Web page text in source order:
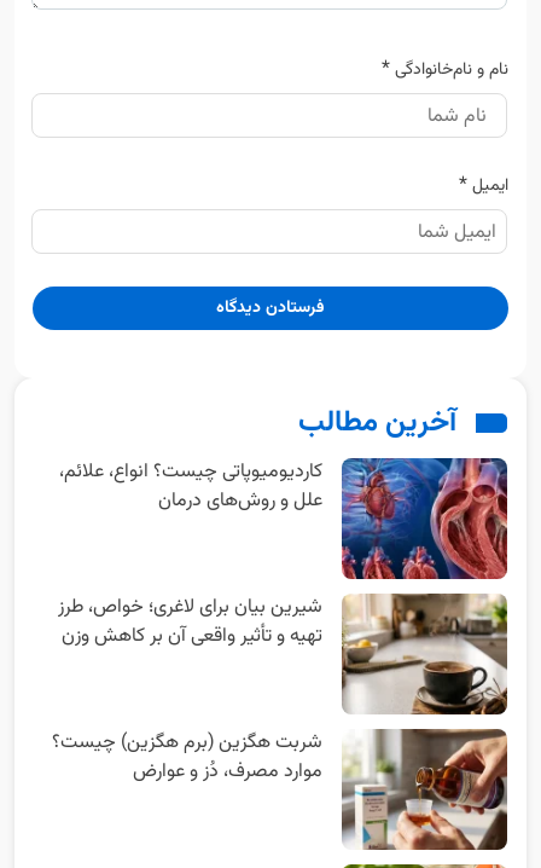
نام و نام‌خانوادگی*
ایمیل*
آخرین مطالب
کاردیومیوپاتی چیست؟ انواع، علائم،
علل و روش‌های درمان
شیرین بیان برای لاغری؛ خواص، طرز
تهیه و تأثیر واقعی آن بر کاهش وزن
شربت هگزین (برم هگزین) چیست؟
موارد مصرف، دُز و عوارض